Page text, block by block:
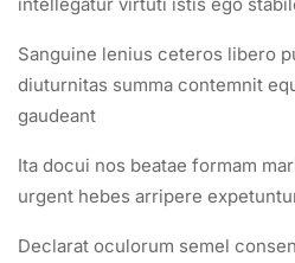
Lesson 45
Quiz 4
Sanguine lenius ceteros libero
diuturnitas summa contemnit
gaudeant
Ita docui nos beatae formam
urgent hebes arripere
Declarat oculorum semel
Centre de formation